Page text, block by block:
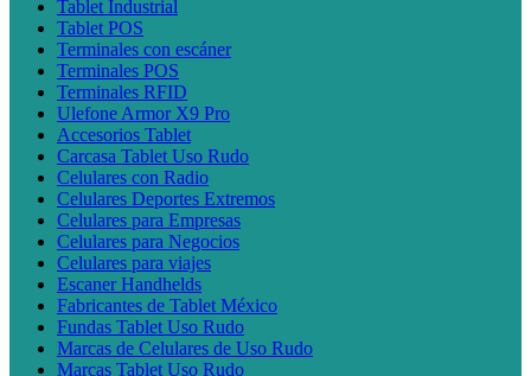
Tablet Industrial
Tablet POS
Terminales con escáner
Terminales POS
Terminales RFID
Ulefone Armor X9 Pro
Accesorios Tablet
Carcasa Tablet Uso Rudo
Celulares con Radio
Celulares Deportes Extremos
Celulares para Empresas
Celulares para Negocios
Celulares para viajes
Escaner Handhelds
Fabricantes de Tablet México
Fundas Tablet Uso Rudo
Marcas de Celulares de Uso Rudo
Marcas Tablet Uso Rudo